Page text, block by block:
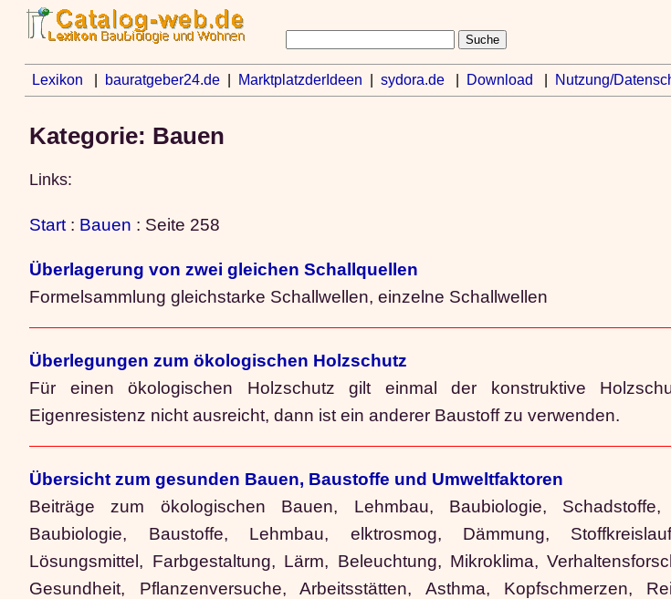
Lexikon bauratgeber24.de| MarktplatzderIdeen sydora.de| Download Nutzung/
Kategorie: Bauen
Links:
Start : Bauen : Seite 258
Überlagerung von zwei gleichen Schallquellen
Formelsammlung gleichstarke Schallwellen, einzelne Schallwellen
Überlegungen zum ökologischen Holzschutz
Für einen ökologischen Holzschutz gilt einmal der konstruktive
Eigenresistenz nicht ausreicht, dann ist ein anderer Baustoff zu verwenden.
Übersicht zum gesunden Bauen, Baustoffe und Umweltfaktoren
Beiträge zum ökologischen Bauen, Lehmbau, Baubiologie,
Baubiologie, Baustoffe, Lehmbau, elktrosmog, Dämmung,
Lösungsmittel, Farbgestaltung, Lärm, Beleuchtung, Mikroklima,
Gesundheit, Pflanzenversuche, Arbeitsstätten, Asthma, Kopfschmerzen,